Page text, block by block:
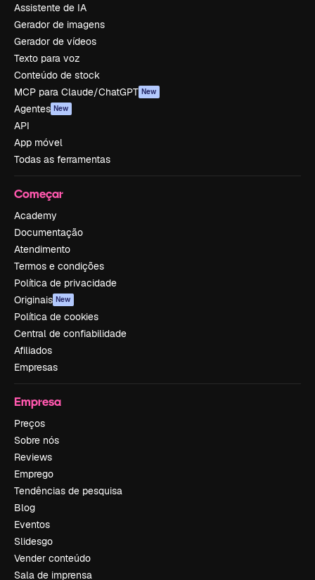
Assistente de IA
Gerador de imagens
Gerador de vídeos
Texto para voz
Conteúdo de stock
MCP para Claude/ChatGPT New
Agentes New
API
App móvel
Todas as ferramentas
Começar
Academy
Documentação
Atendimento
Termos e condições
Política de privacidade
Originais New
Política de cookies
Central de confiabilidade
Afiliados
Empresas
Empresa
Preços
Sobre nós
Reviews
Emprego
Tendências de pesquisa
Blog
Eventos
Slidesgo
Vender conteúdo
Sala de imprensa